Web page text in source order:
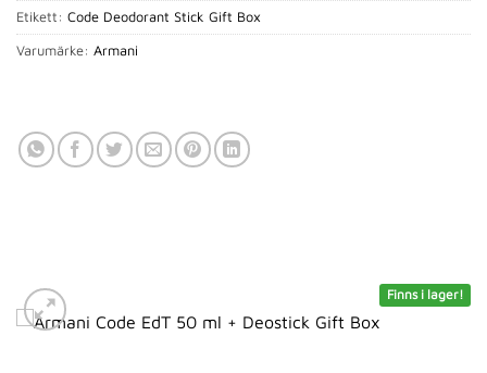
Etikett: Code Deodorant Stick Gift Box
Varumärke: Armani
Finns i lager!